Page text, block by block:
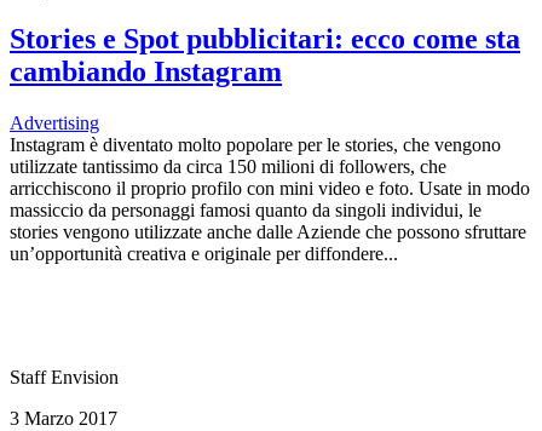
Stories e Spot pubblicitari: ecco come sta
cambiando Instagram
Advertising
Instagram è diventato molto popolare per le stories, che vengono
utilizzate tantissimo da circa 150 milioni di followers, che
arricchiscono il proprio profilo con mini video e foto. Usate in modo
massiccio da personaggi famosi quanto da singoli individui, le
stories vengono utilizzate anche dalle Aziende che possono sfruttare
un’opportunità creativa e originale per diffondere...
Staff Envision
3 Marzo 2017